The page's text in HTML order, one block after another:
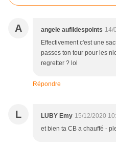
A angele aufildespoints 14/
Effectivement c'est une
passes ton tour pour les
regretter ? lol
Répondre
L LUBY Emy 15/12/2020
et bien ta CB a chauffé -